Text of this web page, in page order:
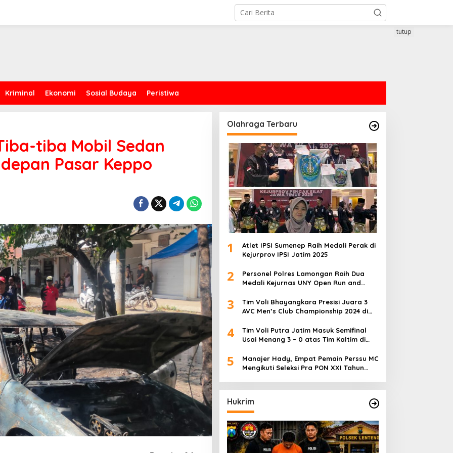
Kriminal Ekonomi Sosial Budaya Peristiwa
tutup
tiba Mobil Sedan
Pasar Keppo
Olahraga Terbaru
1
Atlet IPSI Sumenep Raih Medali Perak di
Kejurprov IPSI Jatim 2025
2
Personel Polres Lamongan Raih Dua
Medali Kejurnas UNY Open Run and
3
Tim Voli Bhayangkara Presisi Juara 3
AVC Men’s Club Championship 2024 di
4
Tim Voli Putra Jatim Masuk Semifinal
Usai Menang 3 – 0 atas Tim Kaltim di
5
Manajer Hady, Empat Pemain Perssu MC
Mengikuti Seleksi Pra PON XXI Tahun
Hukrim